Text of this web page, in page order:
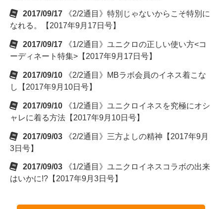
2017/09/17
《2/2通目》特別じゃないからこそ特別に
なれる。【2017年9月17日号】
2017/09/17
《1/2通目》ユニクロの正しい使い方<コ
ーディネート特集>【2017年9月17日号】
2017/09/10
《2/2通目》MBラボ会員のイネス着こな
し【2017年9月10日号】
2017/09/10
《1/2通目》ユニクロイネスを究極にオシ
ャレに着る方法【2017年9月10日号】
2017/09/03
《2/2通目》三方よしの精神【2017年9月
3日号】
2017/09/03
《1/2通目》ユニクロイネスコラボの出来
はいかに!?【2017年9月3日号】